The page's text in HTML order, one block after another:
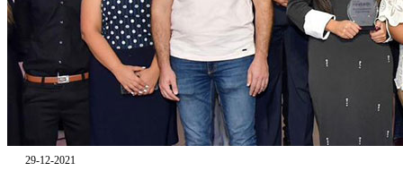
29-12-2021